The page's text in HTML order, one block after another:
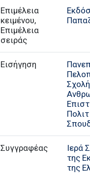
Επιμέλεια
κειμένου,
Επιμέλεια
σειράς
Εισήγηση
Σχολή
Συγγραφέας
Ιερά
της
της